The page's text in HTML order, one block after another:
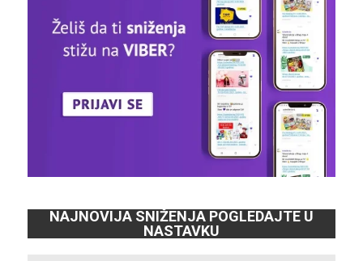
NAJNOVIJA SNIŽENJA POGLEDAJTE U
NASTAVKU